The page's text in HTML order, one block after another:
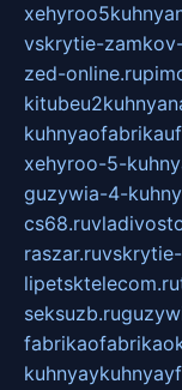
vskrytie-
zed-online.ru
xehyroo-5-
guzywia-4-
cs68.ru
raszar.ru
lipetsktelecom.ru
seksuzb.ru